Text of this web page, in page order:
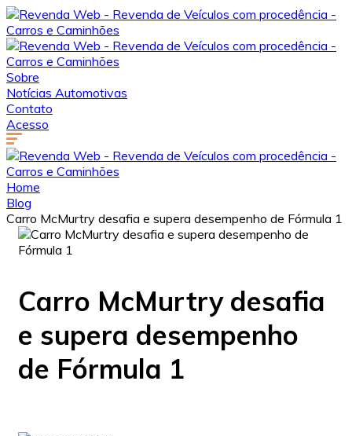
Sobre
Notícias Automotivas
Contato
Acesso
Home
Blog
Carro McMurtry desafia e supera desempenho de Fórmula 1
Carro McMurtry desafia
e supera desempenho
de Fórmula 1